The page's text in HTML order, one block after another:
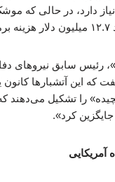
نیاز دارد، در حالی که
رئیس سابق نیروهای
که این آتشبارها
را تشکیل می‌دهند
کرد».